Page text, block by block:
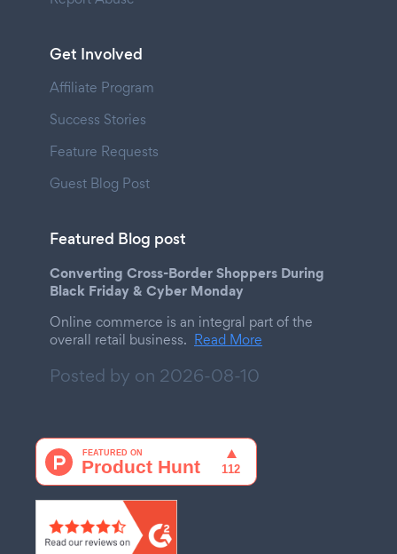
Get Involved
Affiliate Program
Success Stories
Feature Requests
Guest Blog Post
Featured Blog post
Converting Cross-Border Shoppers During
Black Friday & Cyber Monday
Online commerce is an integral part of the
overall retail business. Read More
Posted by on 2026-08-10